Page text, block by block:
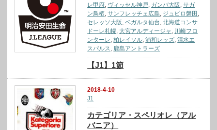
レ甲府 ヴィッセル神戸 ガンバ大阪 ,サガ
ン鳥栖 ,サンフレッチェ広島 ジュビロ磐田
セレッソ大阪 ,ベガルタ仙台 ,北海道コンサ
ドーレ札幌 大宮アルディージャ
川崎フロ
ンターレ ,柏レイソル ,浦和レッズ ,清水エ
スパルス
鹿島アントラーズ
【J1】1節
2018-4-10
J1
カテゴリア・スペリオレ（アル
バニア）